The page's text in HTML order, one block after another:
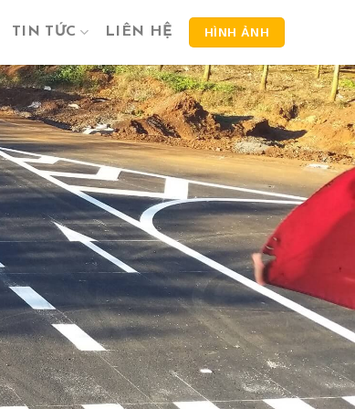
TIN TỨC LIÊN HỆ HÌNH ẢNH